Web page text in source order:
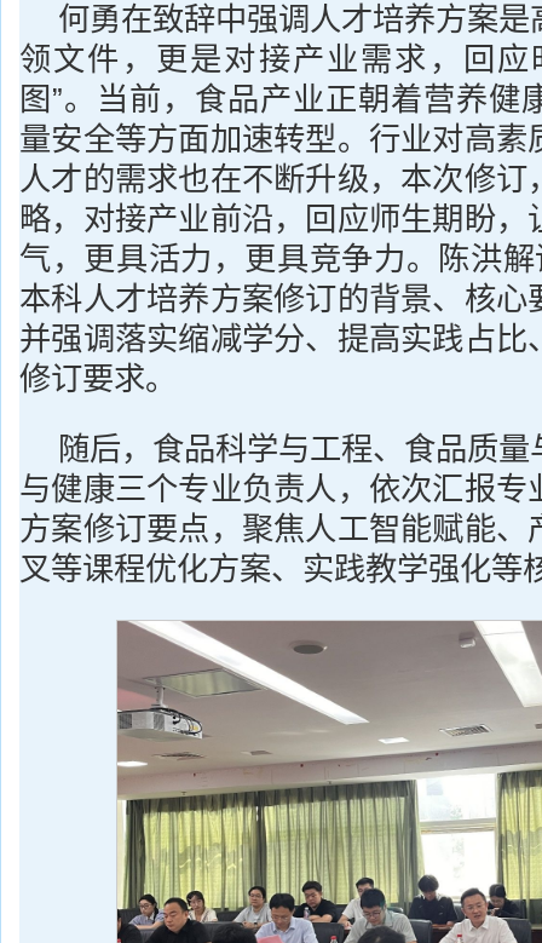
何勇在致辞中强调人才培养方案
领文件，更是对接产业需求，回应
图”。当前，食品产业正朝着营养健
量安全等方面加速转型。行业对高素
人才的需求也在不断升级，本次修订
略，对接产业前沿，回应师生期盼，
气，更具活力，更具竞争力。陈洪
本科人才培养方案修订的背景、核心
并强调落实缩减学分、提高实践占比
修订要求。
随后，食品科学与工程、食品质
与健康三个专业负责人，依次汇报专
方案修订要点，聚焦人工智能赋能、
叉等课程优化方案、实践教学强化等